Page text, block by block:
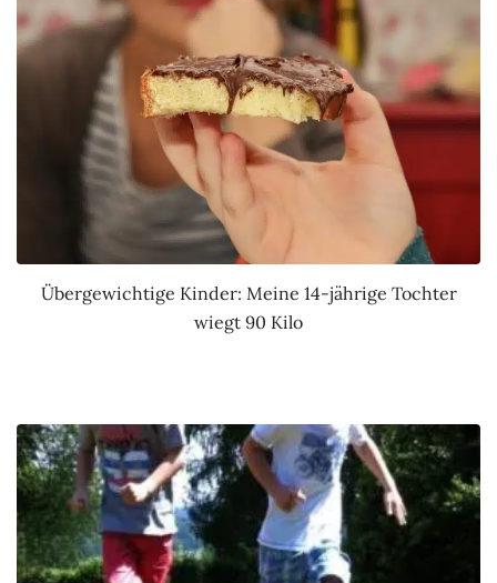
Übergewichtige Kinder: Meine 14-jährige Tochter
wiegt 90 Kilo